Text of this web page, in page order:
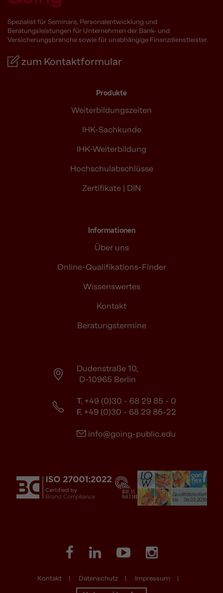
Spezialist für Seminare, Personalentwicklung und
Beratungsleistungen für Unternehmen der Bank- und
Versicherungsbranche sowie für unabhängige Finanzdienstleister.
zum Kontaktformular
Produkte
Weiterbildungszeiten
IHK-Sachkunde
IHK-Weiterbildung
Hochschulabschlüsse
Zertifikate | DIN
Informationen
Über uns
Online-Qualifikations-Finder
Wissenswertes
Kontakt
Beratungstermine
Dudenstraße 10,
D-10965 Berlin
T. +49 (0)30 - 68 29 85 - 0
F. +49 (0)30 - 68 29 85-22
info@going-public.edu
Kontakt Datenschutz Impressum